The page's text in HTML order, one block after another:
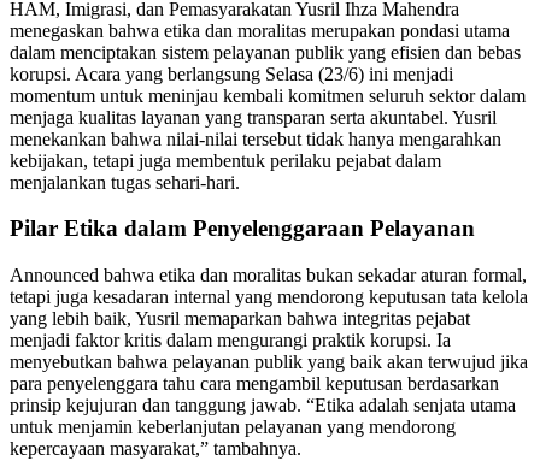
HAM, Imigrasi, dan Pemasyarakatan Yusril Ihza Mahendra
menegaskan bahwa etika dan moralitas merupakan pondasi utama
dalam menciptakan sistem pelayanan publik yang efisien dan bebas
korupsi. Acara yang berlangsung Selasa (23/6) ini menjadi
momentum untuk meninjau kembali komitmen seluruh sektor dalam
menjaga kualitas layanan yang transparan serta akuntabel. Yusril
menekankan bahwa nilai-nilai tersebut tidak hanya mengarahkan
kebijakan, tetapi juga membentuk perilaku pejabat dalam
menjalankan tugas sehari-hari.
Pilar Etika dalam Penyelenggaraan Pelayanan
Announced bahwa etika dan moralitas bukan sekadar aturan formal,
tetapi juga kesadaran internal yang mendorong keputusan tata kelola
yang lebih baik, Yusril memaparkan bahwa integritas pejabat
menjadi faktor kritis dalam mengurangi praktik korupsi. Ia
menyebutkan bahwa pelayanan publik yang baik akan terwujud jika
para penyelenggara tahu cara mengambil keputusan berdasarkan
prinsip kejujuran dan tanggung jawab. “Etika adalah senjata utama
untuk menjamin keberlanjutan pelayanan yang mendorong
kepercayaan masyarakat,” tambahnya.